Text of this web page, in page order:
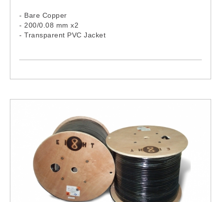
- Bare Copper
- 200/0.08 mm x2
- Transparent PVC Jacket